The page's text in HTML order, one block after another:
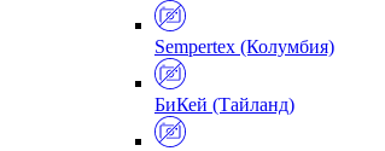
Sempertex (Колумбия)
БиКей (Тайланд)